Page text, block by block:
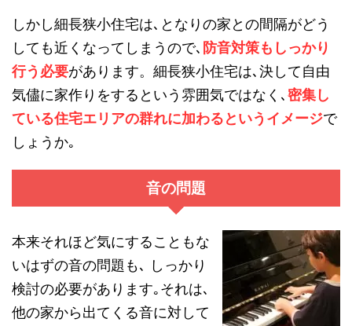
しかし細長狭小住宅は､となりの家との間隔がどう
しても近くなってしまうので､ 防音対策もしっかり
行う必要があります。細長狭小住宅は､決して自由
気儘に家作りをするという雰囲気ではなく､ 密集し
ている住宅エリアの群れに加わるというイメージで
しょうか｡
音の問題
本来それほど気にすることもな
いはずの音の問題も､ しっかり
検討の必要があります｡それは､
他の家から出てくる音に対して